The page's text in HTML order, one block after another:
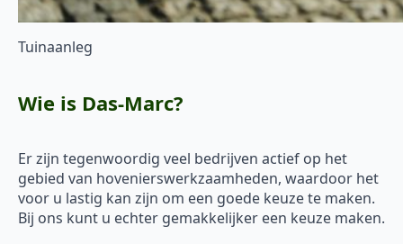
Tuinaanleg
Wie is Das-Marc?
Er zijn tegenwoordig veel bedrijven actief op het
gebied van hovenierswerkzaamheden, waardoor het
voor u lastig kan zijn om een goede keuze te maken.
Bij ons kunt u echter gemakkelijker een keuze maken.